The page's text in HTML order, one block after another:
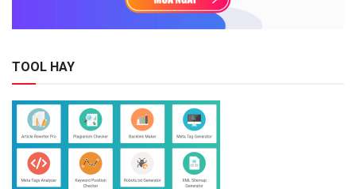
TOOL HAY